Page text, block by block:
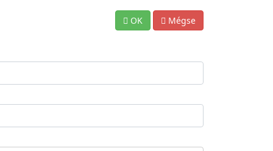
OK Mégse